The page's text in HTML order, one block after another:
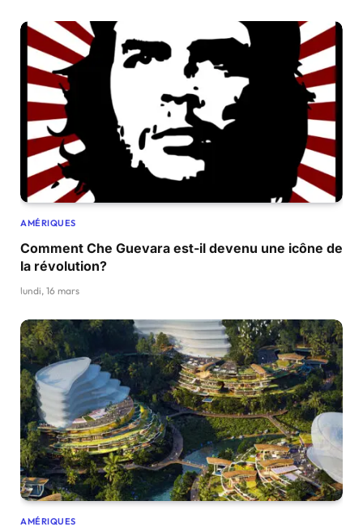
AMÉRIQUES
Comment Che Guevara est-il devenu une icône de
la révolution?
lundi, 16 mars
AMÉRIQUES